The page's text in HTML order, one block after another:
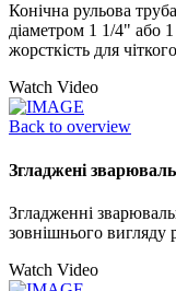
Конічна рульова
діаметром 1 1/4" або
жорсткість для
Watch Video
Back to overview
Згладжені
Згладженні
зовнішнього вигляду
Watch Video